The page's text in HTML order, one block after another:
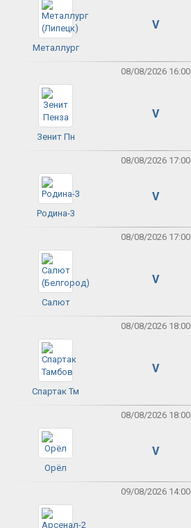
Металлург
V
08/08/2026 16:00
Зенит Пн
V
08/08/2026 17:00
Родина-3
V
08/08/2026 17:00
Салют
V
08/08/2026 18:00
Спартак Тм
V
08/08/2026 18:00
Орёл
V
09/08/2026 14:00